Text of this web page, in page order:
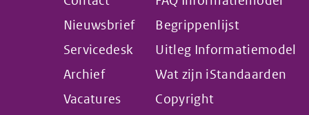
Nieuwsbrief
Servicedesk
Archief
Vacatures
Begrippenlijst
Uitleg Informatiemodel
Wat zijn iStandaarden
Copyright